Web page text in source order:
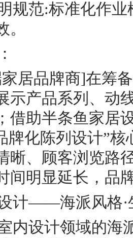
规范:标准化作业
居品牌商]在筹
示产品系列、动
借助半条鱼家居
牌化陈列设计”
晰、顾客浏览路
间明显延长，品
计——海派风格·
内设计领域的海